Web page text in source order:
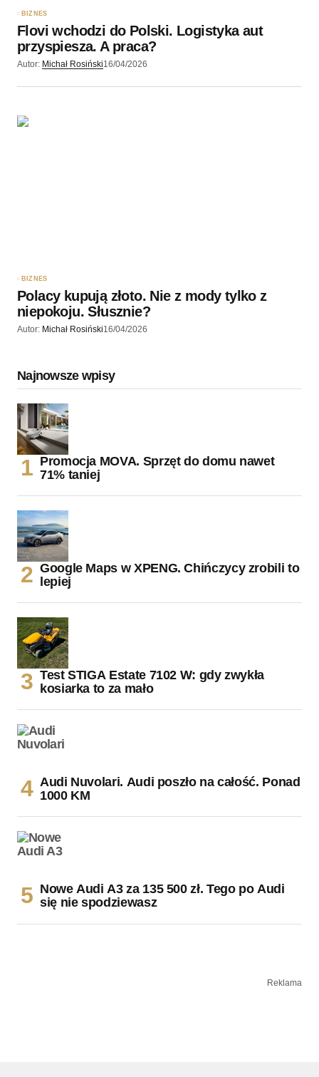
BIZNES
Flovi wchodzi do Polski. Logistyka aut
przyspiesza. A praca?
Autor: Michał Rosiński16/04/2026
BIZNES
Polacy kupują złoto. Nie z mody tylko z
niepokoju. Słusznie?
Autor: Michał Rosiński16/04/2026
Najnowsze wpisy
Promocja MOVA. Sprzęt do domu nawet
71% taniej
Google Maps w XPENG. Chińczycy zrobili to
lepiej
Test STIGA Estate 7102 W: gdy zwykła
kosiarka to za mało
Audi Nuvolari. Audi poszło na całość. Ponad
1000 KM
Nowe Audi A3 za 135 500 zł. Tego po Audi
się nie spodziewasz
Reklama